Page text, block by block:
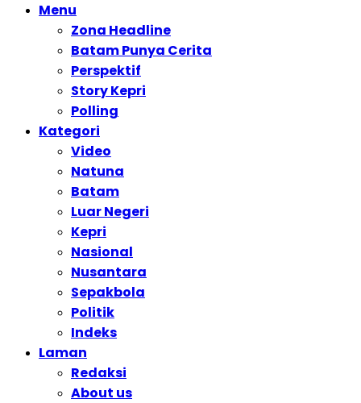
Menu
Zona Headline
Batam Punya Cerita
Perspektif
Story Kepri
Polling
Kategori
Video
Natuna
Batam
Luar Negeri
Kepri
Nasional
Nusantara
Sepakbola
Politik
Indeks
Laman
Redaksi
About us